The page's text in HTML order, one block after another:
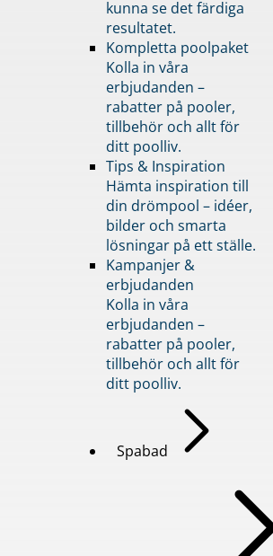
kunna se det färdiga
resultatet.
Kompletta poolpaket
Kolla in våra
erbjudanden –
rabatter på pooler,
tillbehör och allt för
ditt poolliv.
Tips & Inspiration
Hämta inspiration till
din drömpool – idéer,
bilder och smarta
lösningar på ett ställe.
Kampanjer &
erbjudanden
Kolla in våra
erbjudanden –
rabatter på pooler,
tillbehör och allt för
ditt poolliv.
Spabad